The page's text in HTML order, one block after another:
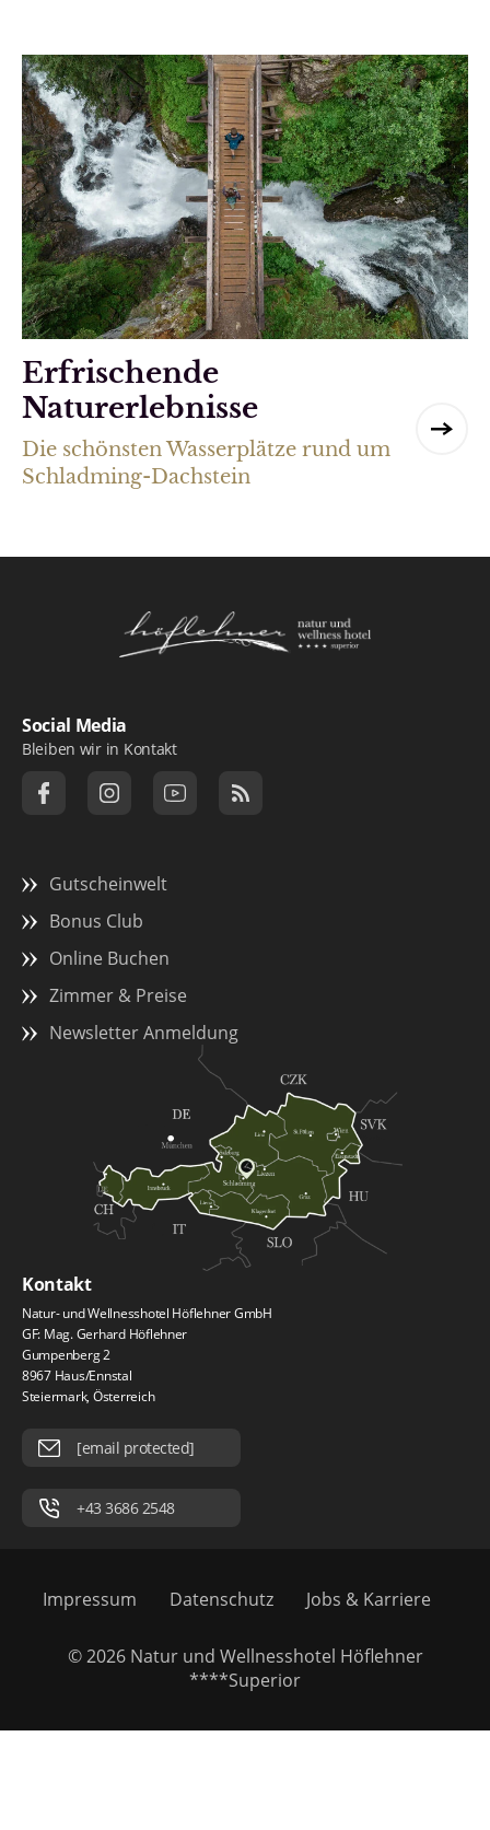
Erfrischende
Naturerlebnisse
Die schönsten Wasserplätze rund um
Schladming-Dachstein
Logo Natur- und Wellnesshotel Höflehner
Social Media
Bleiben wir in Kontakt
Gutscheinwelt
Bonus Club
Online Buchen
Zimmer & Preise
Newsletter Anmeldung
Kontakt
Natur- und Wellnesshotel Höflehner GmbH
GF: Mag. Gerhard Höflehner
Gumpenberg 2
8967 Haus/Ennstal
Steiermark, Österreich
[email protected]
+43 3686 2548
Impressum Datenschutz Jobs & Karriere
© 2026 Natur und Wellnesshotel Höflehner
****Superior